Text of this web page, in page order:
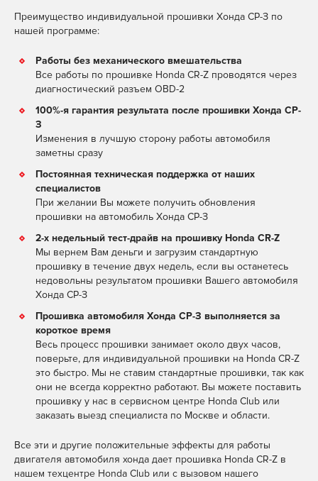
Преимущество индивидуальной прошивки Хонда СР-З по
нашей программе:
Работы без механического вмешательства
Все работы по прошивке Honda CR-Z проводятся через
диагностический разъем OBD-2
100%-я гарантия результата после прошивки Хонда СР-
З
Изменения в лучшую сторону работы автомобиля
заметны сразу
Постоянная техническая поддержка от наших
специалистов
При желании Вы можете получить обновления
прошивки на автомобиль Хонда СР-З
2-х недельный тест-драйв на прошивку Honda CR-Z
Мы вернем Вам деньги и загрузим стандартную
прошивку в течение двух недель, если вы останетесь
недовольны результатом прошивки Вашего автомобиля
Хонда СР-З
Прошивка автомобиля Хонда СР-З выполняется за
короткое время
Весь процесс прошивки занимает около двух часов,
поверьте, для индивидуальной прошивки на Honda CR-Z
это быстро. Мы не ставим стандартные прошивки, так как
они не всегда корректно работают. Вы можете поставить
прошивку у нас в сервисном центре Honda Club или
заказать выезд специалиста по Москве и области.
Все эти и другие положительные эффекты для работы
двигателя автомобиля хонда дает прошивка Honda CR-Z в
нашем техцентре Honda Club или с вызовом нашего